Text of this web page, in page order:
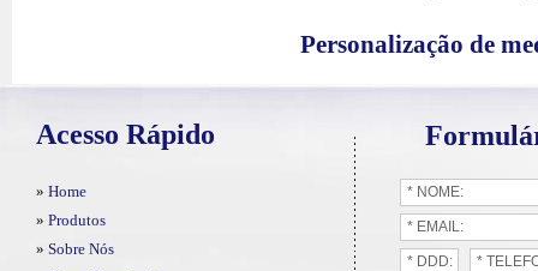
Personalização de
Acesso Rápido
» Home
» Produtos
» Sobre Nós